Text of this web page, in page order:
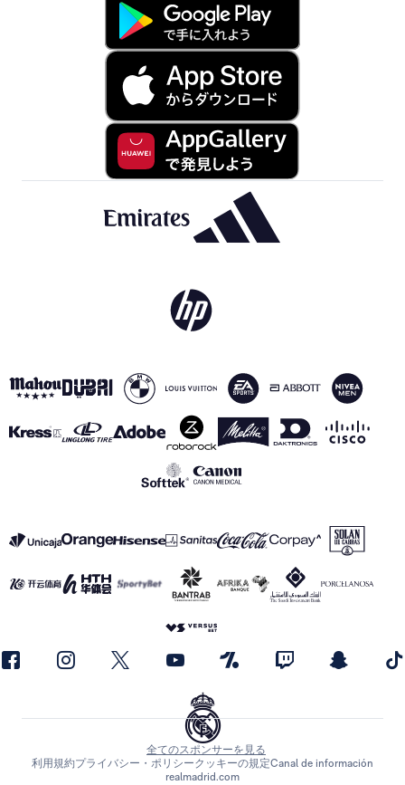
全てのスポンサーを見る
利用規約プライバシー・ポリシークッキーの規定Canal de información
realmadrid.com